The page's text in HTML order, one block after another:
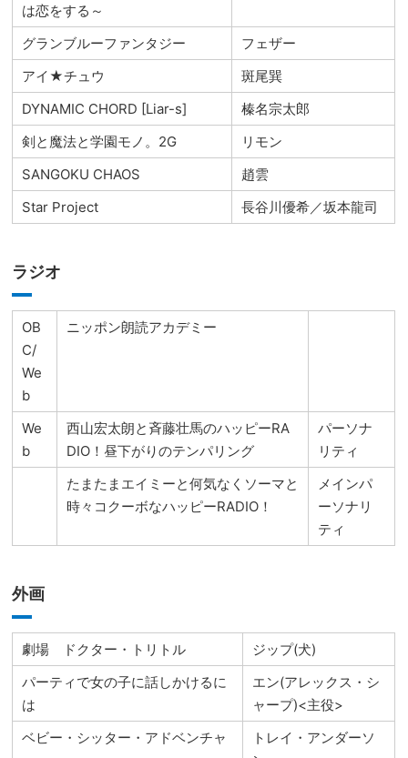
は恋をする～
グランブルーファンタジー
フェザー
アイ★チュウ
斑尾巽
DYNAMIC CHORD [Liar-s]
榛名宗太郎
剣と魔法と学園モノ。2G
リモン
SANGOKU CHAOS
趙雲
Star Project
長谷川優希／坂本龍司
ラジオ
OB
C/
We
b
ニッポン朗読アカデミー
We
b
西山宏太朗と斉藤壮馬のハッピーRA
DIO！昼下がりのテンパリング
パーソナ
リティ
たまたまエイミーと何気なくソーマと
時々コクーボなハッピーRADIO！
メインパ
ーソナリ
ティ
外画
劇場 ドクター・トリトル
ジップ(犬)
パーティで女の子に話しかけるに
は
エン(アレックス・シ
ャープ)<主役>
ベビー・シッター・アドベンチャ
トレイ・アンダーソ